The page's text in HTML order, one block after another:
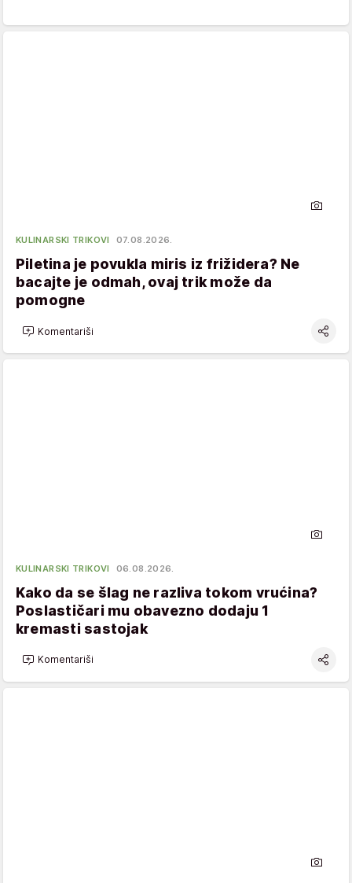
KULINARSKI TRIKOVI 07.08.2026.
Piletina je povukla miris iz frižidera? Ne
bacajte je odmah, ovaj trik može da
pomogne
Komentariši
KULINARSKI TRIKOVI 06.08.2026.
Kako da se šlag ne razliva tokom vrućina?
Poslastičari mu obavezno dodaju 1
kremasti sastojak
Komentariši